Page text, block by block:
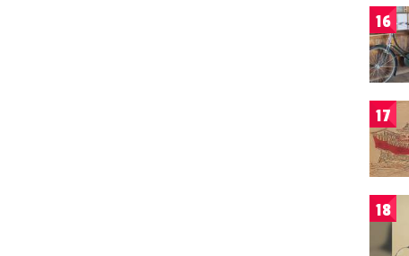
16
17
18